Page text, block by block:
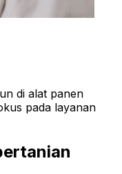
di alat panen
pada layanan